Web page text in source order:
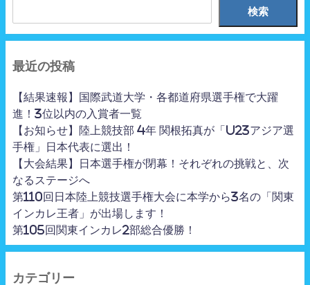
検索
最近の投稿
【結果速報】国際武道大学・各都道府県選手権で大躍
進！3位以内の入賞者一覧
【お知らせ】陸上競技部 4年 関根拓真が「U23アジア選
手権」日本代表に選出！
【大会結果】日本選手権が閉幕！それぞれの挑戦と、次
なるステージへ
第110回日本陸上競技選手権大会に本学から3名の「関東
インカレ王者」が出場します！
第105回関東インカレ2部総合優勝！
カテゴリー